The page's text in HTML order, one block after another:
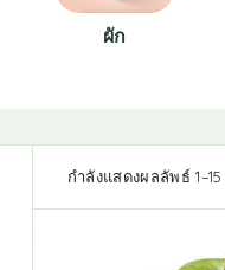
ผัก
กำลังแสดงผลลัพธ์